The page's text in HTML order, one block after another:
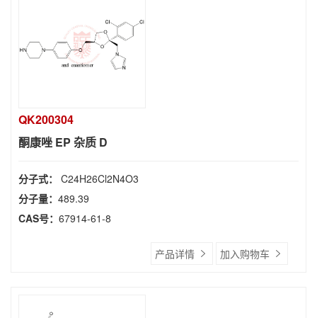
QK200304
酮康唑 EP 杂质 D
分子式： C24H26Cl2N4O3
分子量： 489.39
CAS号： 67914-61-8
产品详情 加入购物车